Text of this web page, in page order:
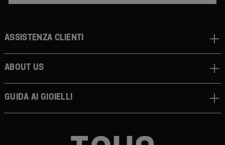
Assistenza clienti
About us
Guida ai gioielli